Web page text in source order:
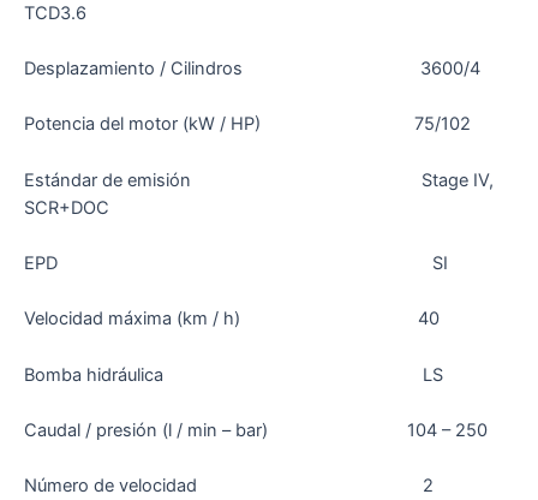
TCD3.6
Desplazamiento / Cilindros 3600/4
Potencia del motor (kW / HP) 75/102
Estándar de emisión Stage IV,
SCR+DOC
EPD SI
Velocidad máxima (km / h) 40
Bomba hidráulica LS
Caudal / presión (l / min – bar) 104 – 250
Número de velocidad 2